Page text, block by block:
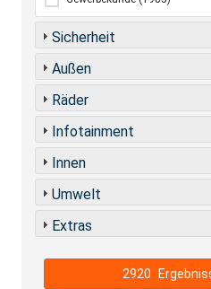
Sicherheit
Außen
Räder
Infotainment
Innen
Umwelt
Extras
2920